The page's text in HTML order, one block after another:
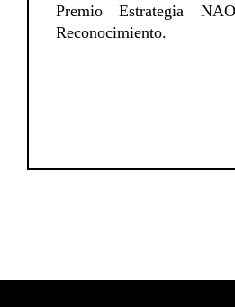
Premio Estrategia
Reconocimiento.